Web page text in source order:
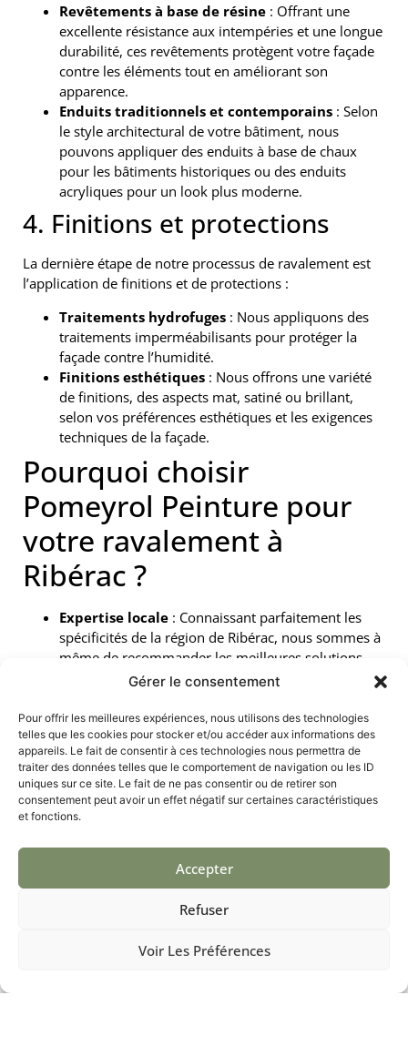
Gérer le consentement
Pour offrir les meilleures expériences, nous utilisons des technologies
telles que les cookies pour stocker et/ou accéder aux informations des
appareils. Le fait de consentir à ces technologies nous permettra de
traiter des données telles que le comportement de navigation ou les ID
uniques sur ce site. Le fait de ne pas consentir ou de retirer son
consentement peut avoir un effet négatif sur certaines caractéristiques
et fonctions.
Accepter
Refuser
Voir Les Préférences
Revêtements à base de résine : Offrant une
excellente résistance aux intempéries et une longue
durabilité, ces revêtements protègent votre façade
contre les éléments tout en améliorant son
apparence.
Enduits traditionnels et contemporains : Selon
le style architectural de votre bâtiment, nous
pouvons appliquer des enduits à base de chaux
pour les bâtiments historiques ou des enduits
acryliques pour un look plus moderne.
4. Finitions et protections
La dernière étape de notre processus de ravalement est
l’application de finitions et de protections :
Traitements hydrofuges : Nous appliquons des
traitements imperméabilisants pour protéger la
façade contre l’humidité.
Finitions esthétiques : Nous offrons une variété
de finitions, des aspects mat, satiné ou brillant,
selon vos préférences esthétiques et les exigences
techniques de la façade.
Pourquoi choisir
Pomeyrol Peinture pour
votre ravalement à
Ribérac ?
Expertise locale : Connaissant parfaitement les
spécificités de la région de Ribérac, nous sommes à
même de recommander les meilleures solutions
adaptées à votre environnement.
produits de haute qualité qui sont testés pour
résister aux conditions climatiques locales.
Respect de l’environnement: Nos procédés et
matériaux sont choisis pour minimiser l’impact
environnemental.
Témoignages de Clients
Nous sommes fiers de notre travail à Ribérac et les
envers la qualité et le service client. Voici quelques